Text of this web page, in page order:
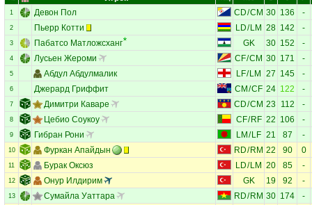
1 Девон Пол CD/CM 30 136 -
2 Пьерр Котти LD/ LM 28 142 -
3 Пабатсо Матложсханг GK 30 152 -
4 Лусьен Жероми CF/CM 30 171 -
5 Абдул Абдулмалик LF/ LM 27 145 -
6 Джерард Гриффит CM /CF 24 122 -
7 Димитри Каваре CD/CM 23 112 -
8 Цебио Соукоу CF/RF 22 106 -
9 Гибран Рони LM / LF 21 87 -
10 Фуркан Апайдын RD/ RM 22 90 0
11 Бурак Оксюз LD/ LM 20 85 -
12 Онур Илдирим GK 19 92 -
13 Сумайла Уаттара RD/ RM 30 174 -